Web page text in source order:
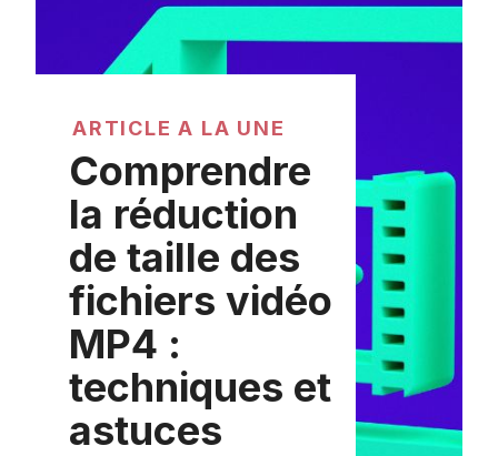
ARTICLE A LA UNE
Comprendre
la réduction
de taille des
fichiers vidéo
MP4 :
techniques et
astuces